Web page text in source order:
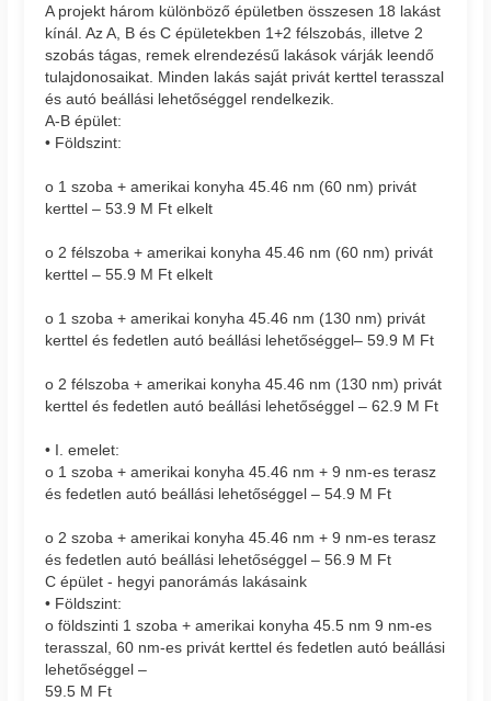
A projekt három különböző épületben összesen 18 lakást
kínál. Az A, B és C épületekben 1+2 félszobás, illetve 2
szobás tágas, remek elrendezésű lakások várják leendő
tulajdonosaikat. Minden lakás saját privát kerttel terasszal
és autó beállási lehetőséggel rendelkezik.
A-B épület:
• Földszint:
o 1 szoba + amerikai konyha 45.46 nm (60 nm) privát
kerttel – 53.9 M Ft elkelt
o 2 félszoba + amerikai konyha 45.46 nm (60 nm) privát
kerttel – 55.9 M Ft elkelt
o 1 szoba + amerikai konyha 45.46 nm (130 nm) privát
kerttel és fedetlen autó beállási lehetőséggel– 59.9 M Ft
o 2 félszoba + amerikai konyha 45.46 nm (130 nm) privát
kerttel és fedetlen autó beállási lehetőséggel – 62.9 M Ft
• I. emelet:
o 1 szoba + amerikai konyha 45.46 nm + 9 nm-es terasz
és fedetlen autó beállási lehetőséggel – 54.9 M Ft
o 2 szoba + amerikai konyha 45.46 nm + 9 nm-es terasz
és fedetlen autó beállási lehetőséggel – 56.9 M Ft
C épület - hegyi panorámás lakásaink
• Földszint:
o földszinti 1 szoba + amerikai konyha 45.5 nm 9 nm-es
terasszal, 60 nm-es privát kerttel és fedetlen autó beállási
lehetőséggel –
59.5 M Ft